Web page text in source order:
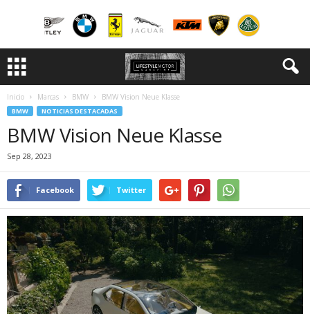
Inicio Marcas BMW BMW Vision Neue Klasse
BMW NOTICIAS DESTACADAS
BMW Vision Neue Klasse
Sep 28, 2023
Facebook Twitter